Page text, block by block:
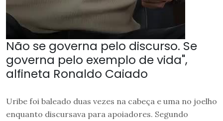
Não se governa pelo discurso. Se
governa pelo exemplo de vida",
alfineta Ronaldo Caiado
Uribe foi baleado duas vezes na cabeça e uma no joelho
enquanto discursava para apoiadores. Segundo